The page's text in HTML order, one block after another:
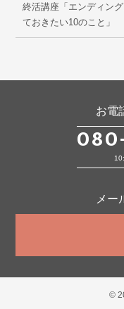
終活講座「エンディン
ておきたい10のこと」
お電
メー
©